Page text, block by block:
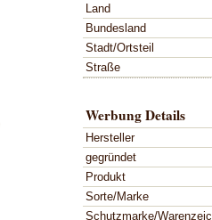
Land
Bundesland
Stadt/Ortsteil
Straße
Werbung Details
Hersteller
gegründet
Produkt
Sorte/Marke
Schutzmarke/